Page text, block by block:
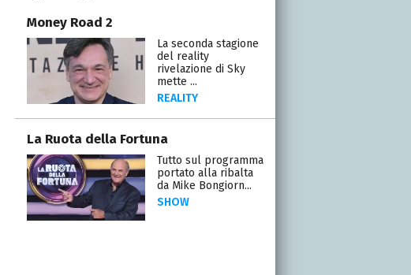
Money Road 2
La seconda stagione
del reality
rivelazione di Sky
mette ...
REALITY
La Ruota della Fortuna
Tutto sul programma
portato alla ribalta
da Mike Bongiorn...
SHOW